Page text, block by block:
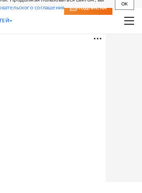
соглашения
OK
ПОДПИСКА